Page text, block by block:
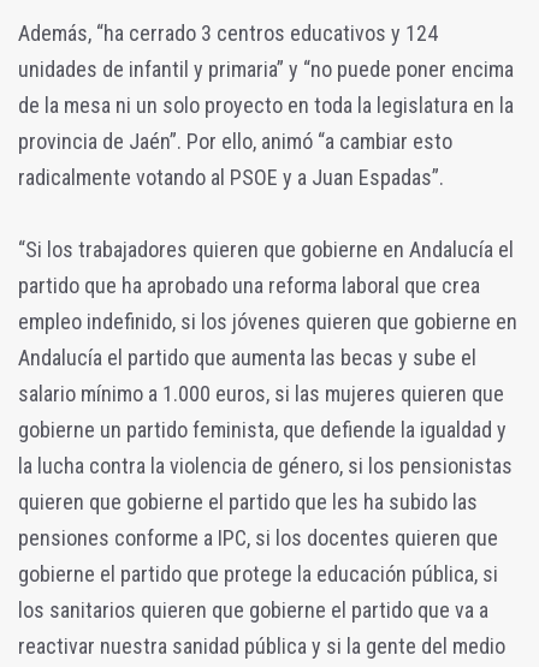
Además, “ha cerrado 3 centros educativos y 124
unidades de infantil y primaria” y “no puede poner encima
de la mesa ni un solo proyecto en toda la legislatura en la
provincia de Jaén”. Por ello, animó “a cambiar esto
radicalmente votando al PSOE y a Juan Espadas”.
“Si los trabajadores quieren que gobierne en Andalucía el
partido que ha aprobado una reforma laboral que crea
empleo indefinido, si los jóvenes quieren que gobierne en
Andalucía el partido que aumenta las becas y sube el
salario mínimo a 1.000 euros, si las mujeres quieren que
gobierne un partido feminista, que defiende la igualdad y
la lucha contra la violencia de género, si los pensionistas
quieren que gobierne el partido que les ha subido las
pensiones conforme a IPC, si los docentes quieren que
gobierne el partido que protege la educación pública, si
los sanitarios quieren que gobierne el partido que va a
reactivar nuestra sanidad pública y si la gente del medio